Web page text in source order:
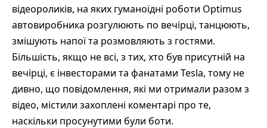
відеороликів, на яких гуманоїдні роботи Optimus
автовиробника розгулюють по вечірці, танцюють,
змішують напої та розмовляють з гостями.
Більшість, якщо не всі, з тих, хто був присутній на
вечірці, є інвесторами та фанатами Tesla, тому не
дивно, що повідомлення, які ми отримали разом з
відео, містили захоплені коментарі про те,
наскільки просунутими були боти.